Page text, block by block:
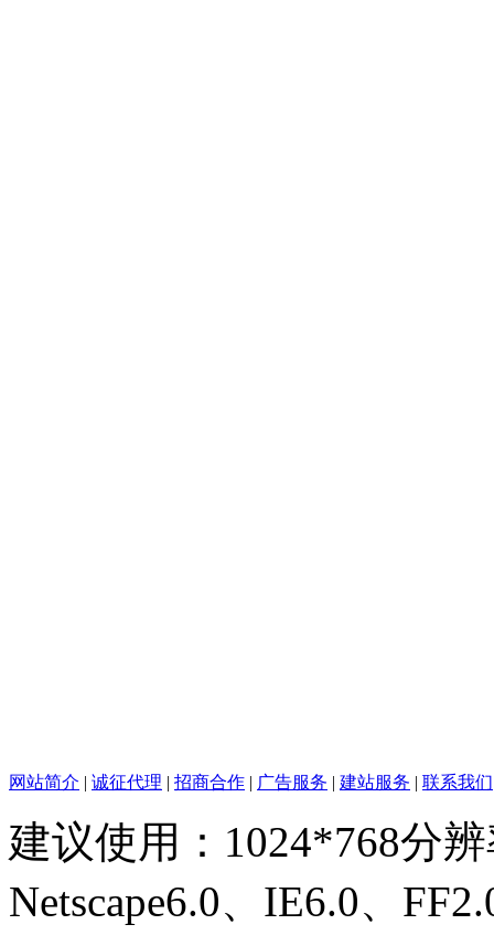
网站简介 | 诚征代理 | 招商合作 | 广告服务 | 建站服务 | 联系我们
建议使用：1024*768分
Netscape6.0、IE6.0、